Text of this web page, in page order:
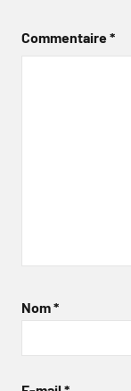
Commentaire*
Nom*